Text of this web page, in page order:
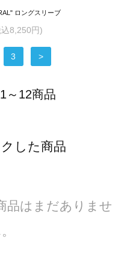
ロングスリーブ
8,250円)
3 >
～12商品
した商品
品はまだありませ